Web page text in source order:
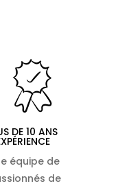
DE 10 ANS
équipe de
de